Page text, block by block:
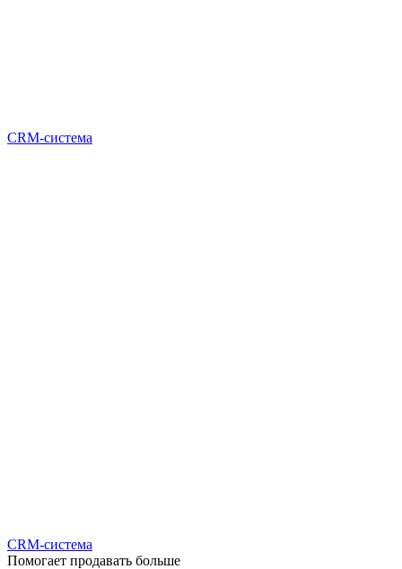
CRM-система
CRM-система
Помогает продавать больше